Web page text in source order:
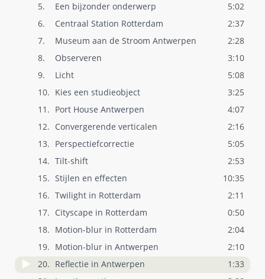
5.
Een bijzonder onderwerp
5:02
6.
Centraal Station Rotterdam
2:37
7.
Museum aan de Stroom Antwerpen
2:28
8.
Observeren
3:10
9.
Licht
5:08
10. Kies een studieobject
3:25
11. Port House Antwerpen
4:07
12. Convergerende verticalen
2:16
13. Perspectiefcorrectie
5:05
14. Tilt-shift
2:53
15. Stijlen en effecten
10:35
16. Twilight in Rotterdam
2:11
17. Cityscape in Rotterdam
0:50
18. Motion-blur in Rotterdam
2:04
19. Motion-blur in Antwerpen
2:10
20. Reflectie in Antwerpen
1:33